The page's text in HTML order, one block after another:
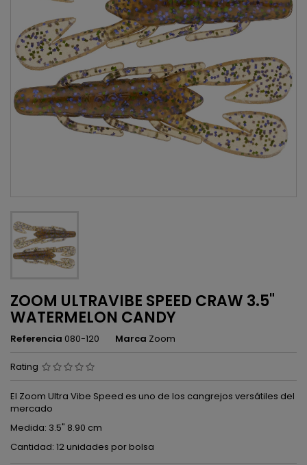
ZOOM ULTRAVIBE SPEED CRAW 3.5"
WATERMELON CANDY
Referencia 080-120 Marca Zoom
Rating
El Zoom Ultra Vibe Speed ​​es uno de los cangrejos versátiles del
mercado
Medida: 3.5" 8.90 cm
Cantidad: 12 unidades por bolsa